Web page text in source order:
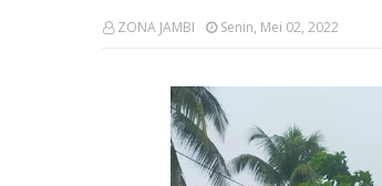
ZONA JAMBI Senin, Mei 02, 2022